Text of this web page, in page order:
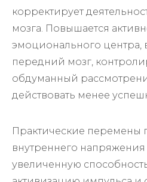
корректирует
мозга. Повышается
эмоционального центра,
передний мозг,
обдуманный
действовать менее
Практические перемены
внутреннего
увеличенную